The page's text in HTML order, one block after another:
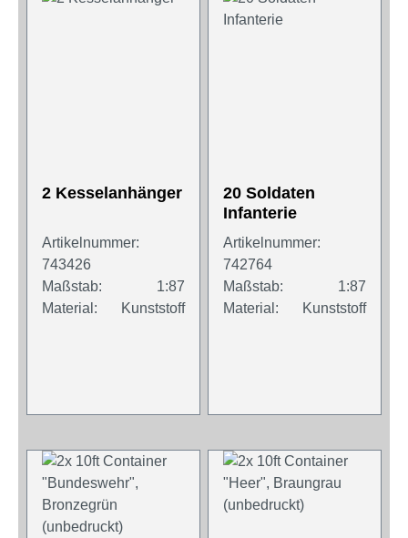
2 Kesselanhänger
Artikelnummer:
743426
Maßstab:
1:87
Material:
Kunststoff
20 Soldaten
Infanterie
Artikelnummer:
742764
Maßstab:
1:87
Material:
Kunststoff